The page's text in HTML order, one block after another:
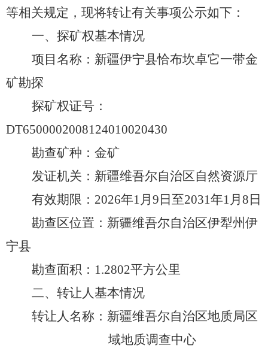
等相关规定，现将转让有关事项公示如下：
一、探矿权基本情况
项目名称：新疆伊宁县恰布坎卓它一带金
矿勘探
探矿权证号：
DT6500002008124010020430
勘查矿种： 金矿
发证机关：新疆维吾尔自治区自然资源厅
有效期限： 2026年1月 9 日至2031年1月 8 日
勘查区位置：新疆维吾尔自治区伊犁州伊
宁县
勘查面积 ： 1.2802平方公里
二、转让人基本情况
转让人名称：新疆维吾尔自治区地质局区
域地质调查中心